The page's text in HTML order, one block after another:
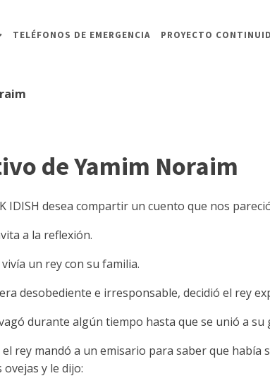
TELÉFONOS DE EMERGENCIA PROYECTO
de Yamim Noraim
IDISH desea compartir un cuento que nos
a la reflexión.
un rey con su familia.
desobediente e irresponsable, decidió el rey
durante algún tiempo hasta que se unió a
rey mandó a un emisario para saber que había
y le dijo: